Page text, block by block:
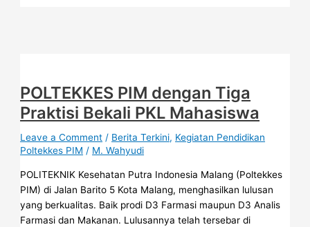
POLTEKKES PIM dengan Tiga
Praktisi Bekali PKL Mahasiswa
Leave a Comment / Berita Terkini, Kegiatan Pendidikan
Poltekkes PIM / M. Wahyudi
POLITEKNIK Kesehatan Putra Indonesia Malang (Poltekkes
PIM) di Jalan Barito 5 Kota Malang, menghasilkan lulusan
yang berkualitas. Baik prodi D3 Farmasi maupun D3 Analis
Farmasi dan Makanan. Lulusannya telah tersebar di